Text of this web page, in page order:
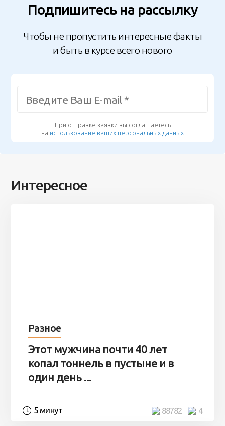
Подпишитесь на рассылку
Чтобы не пропустить интересные факты
и быть в курсе всего нового
При отправке заявки вы соглашаетесь
на использование ваших персональных данных
Интересное
Разное
Этот мужчина почти 40 лет
копал тоннель в пустыне и в
один день ...
5 минут 4
88782